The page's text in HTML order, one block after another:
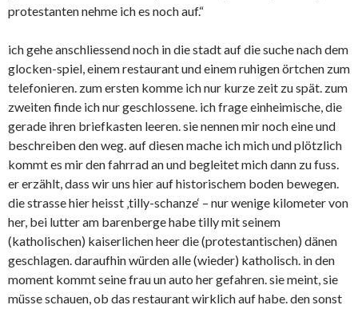
protestanten nehme ich es noch auf.“
ich gehe anschliessend noch in die stadt auf die suche nach dem
glocken-spiel, einem restaurant und einem ruhigen örtchen zum
telefonieren. zum ersten komme ich nur kurze zeit zu spät. zum
zweiten finde ich nur geschlossene. ich frage einheimische, die
gerade ihren briefkasten leeren. sie nennen mir noch eine und
beschreiben den weg. auf diesen mache ich mich und plötzlich
kommt es mir den fahrrad an und begleitet mich dann zu fuss.
er erzählt, dass wir uns hier auf historischem boden bewegen.
die strasse hier heisst ‚tilly-schanze‘ – nur wenige kilometer von
her, bei lutter am barenberge habe tilly mit seinem
(katholischen) kaiserlichen heer die (protestantischen) dänen
geschlagen. daraufhin würden alle (wieder) katholisch. in den
moment kommt seine frau un auto her gefahren. sie meint, sie
müsse schauen, ob das restaurant wirklich auf habe. den sonst